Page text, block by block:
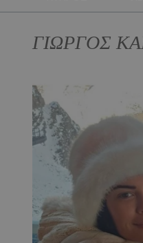
ΓΙΩΡΓΟΣ